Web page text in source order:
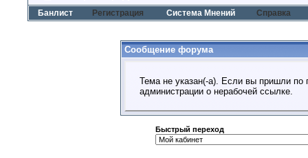
Банлист Регистрация Система Мнений Справка
Сообщение форума
Тема не указан(-а). Если вы пришли по
администрации о нерабочей ссылке.
Быстрый переход